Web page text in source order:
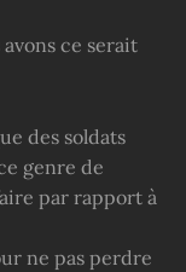
ce serait
des soldats
genre de
par rapport à
ne pas perdre